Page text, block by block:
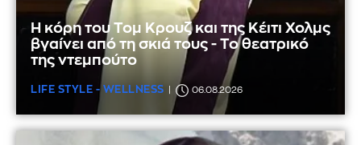
Η κόρη του Τομ Κρουζ και της Κέιτι Χολμς
βγαίνει από τη σκιά τους - Το θεατρικό
της ντεμπούτο
LIFE STYLE - WELLNESS 06.08.2026